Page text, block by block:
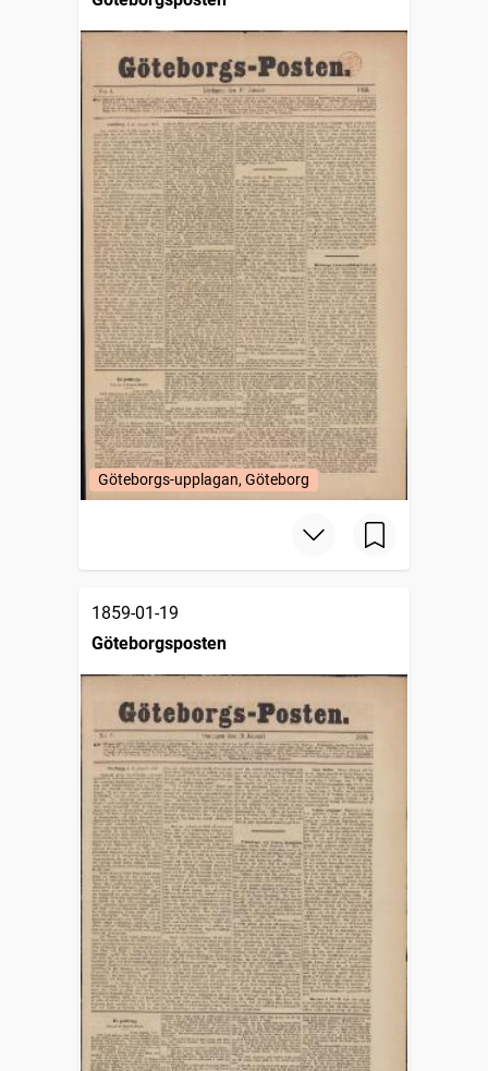
Göteborgs-upplagan, Göteborg
1859-01-19
Göteborgsposten